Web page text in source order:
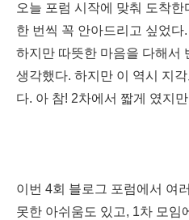
오늘 포럼 시작에 맞춰 도착
한 번씩 꼭 안아드리고 싶었
하지만 따뜻한 마음을 다해서
생각했다. 하지만 이 역시 지
다. 아 참! 2차에서 짧게 였지
이번 4회 블로그 포럼에서 여
못한 아쉬움도 있고, 1차 모임